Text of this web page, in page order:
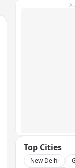
Top Cities
New Delhi